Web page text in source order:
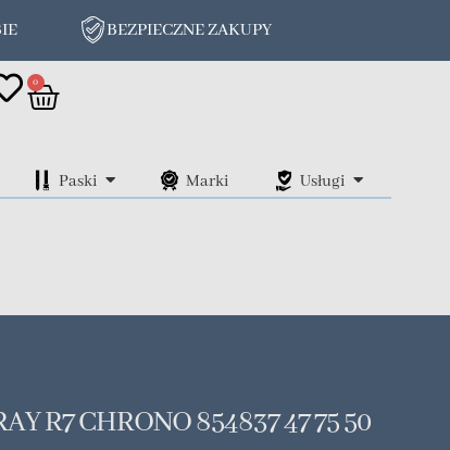
BEZPIECZNE ZAKUPY
0
Paski Marki Usługi
R7 CHRONO 854837 47 75 50